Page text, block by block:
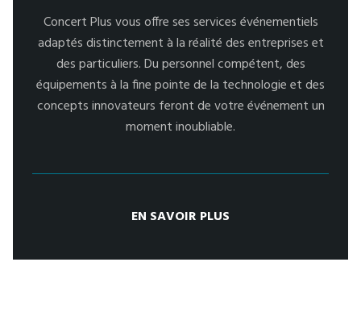
Concert Plus vous offre ses services événementiels
adaptés distinctement à la réalité des entreprises et
des particuliers. Du personnel compétent, des
équipements à la fine pointe de la technologie et des
concepts innovateurs feront de votre événement un
moment inoubliable.
EN SAVOIR PLUS